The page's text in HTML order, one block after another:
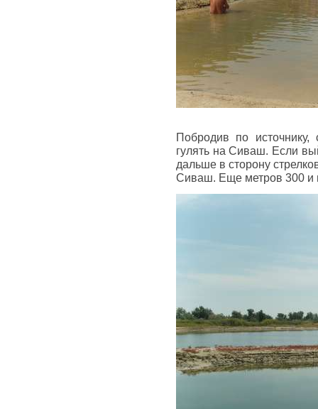
Побродив по
гулять на Сиваш. Если
дальше в сторону
Сиваш. Еще метров 300